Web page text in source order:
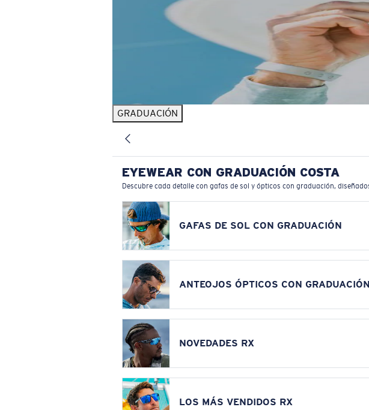
GRADUACIÓN
EYEWEAR CON GRADUACIÓN COSTA
Descubre cada detalle con gafas de sol y ópticos con graduación,
GAFAS DE SOL CON GRADUACIÓN
ANTEOJOS ÓPTICOS CON GRADUACIÓN
NOVEDADES RX
LOS MÁS VENDIDOS RX